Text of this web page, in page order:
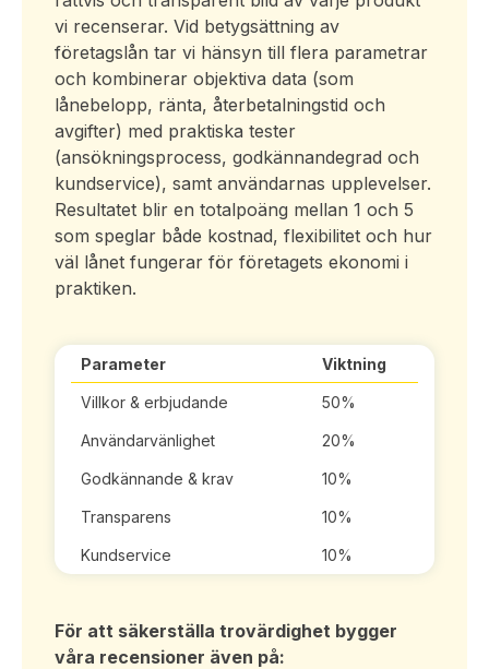
vi recenserar. Vid betygsättning av
företagslån tar vi hänsyn till flera parametrar
och kombinerar objektiva data (som
lånebelopp, ränta, återbetalningstid och
avgifter) med praktiska tester
(ansökningsprocess, godkännandegrad och
kundservice), samt användarnas upplevelser.
Resultatet blir en totalpoäng mellan 1 och 5
som speglar både kostnad, flexibilitet och hur
väl lånet fungerar för företagets ekonomi i
praktiken.
Parameter Viktning
Villkor & erbjudande 50%
Användarvänlighet 20%
Godkännande & krav 10%
Transparens 10%
Kundservice 10%
För att säkerställa trovärdighet bygger
våra recensioner även på: